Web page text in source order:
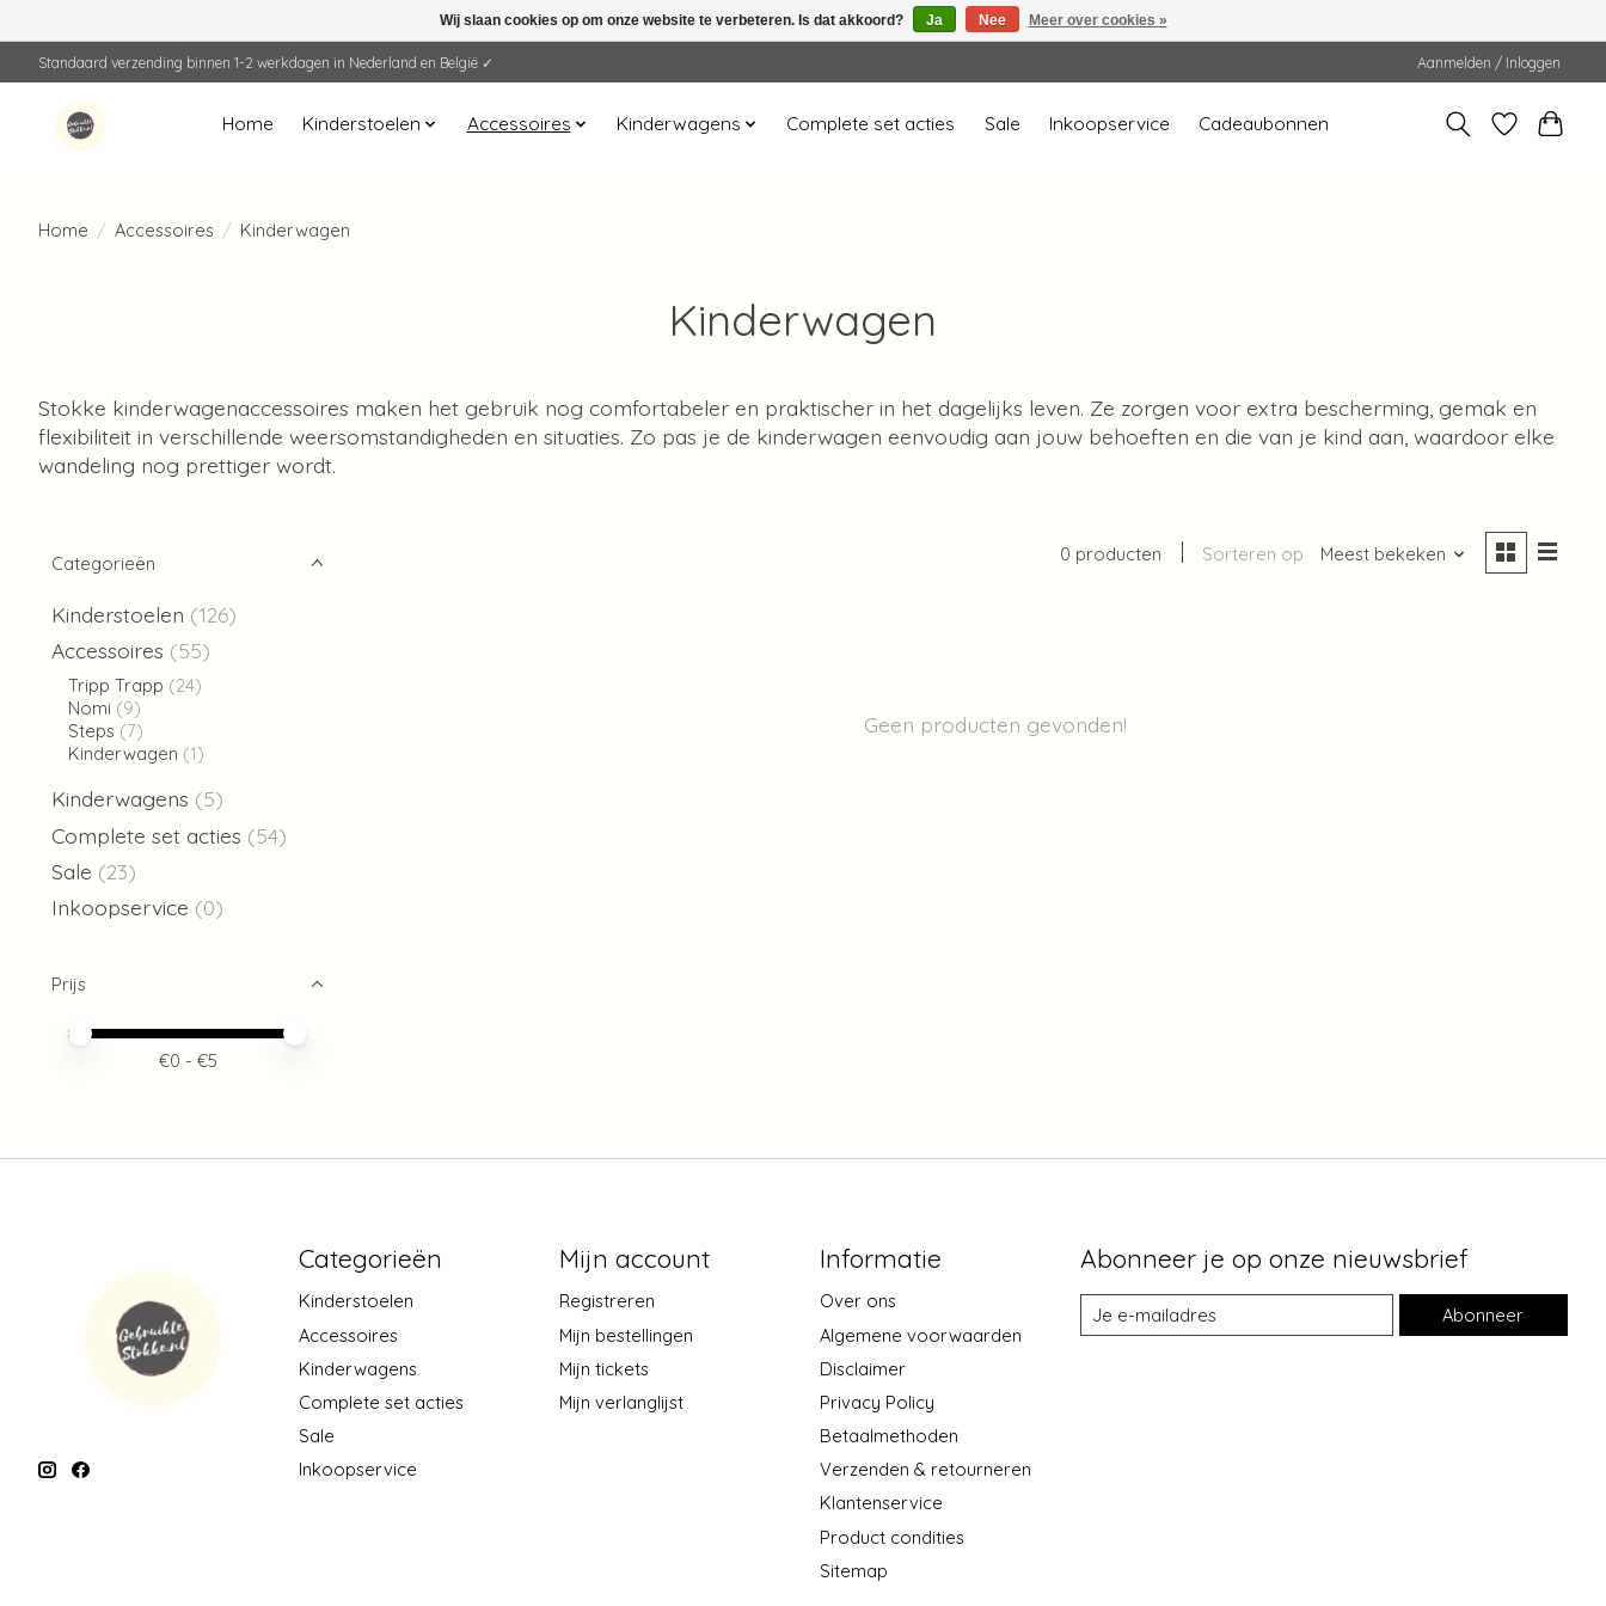
Standaard verzending binnen 1-2 werkdagen in Nederland en België ✓ Aanmelden / Inloggen
Home Kinderstoelen Accessoires Kinderwagens Complete set acties Sale Inkoopservice Cadeaubonnen
Home / Accessoires / Kinderwagen
Kinderwagen
Stokke kinderwagenaccessoires maken het gebruik nog comfortabeler en praktischer in het dagelijks leven. Ze zorgen voor extra bescherming, gemak en
flexibiliteit in verschillende weersomstandigheden en situaties. Zo pas je de kinderwagen eenvoudig aan jouw behoeften en die van je kind aan, waardoor elke
wandeling nog prettiger wordt.
Categorieën
Kinderstoelen (126)
Accessoires (55)
Tripp Trapp (24)
Nomi (9)
Steps (7)
Kinderwagen (1)
Kinderwagens (5)
Complete set acties (54)
Sale (23)
Inkoopservice (0)
Prijs
Minimale prijswaarde
Price maximum value
€0 - €5
0 producten Sorteren op Meest bekeken
Geen producten gevonden!
Categorieën
Kinderstoelen
Accessoires
Kinderwagens
Complete set acties
Sale
Inkoopservice
Mijn account
Registreren
Mijn bestellingen
Mijn tickets
Mijn verlanglijst
Informatie
Over ons
Algemene voorwaarden
Disclaimer
Privacy Policy
Betaalmethoden
Verzenden & retourneren
Klantenservice
Product condities
Sitemap
Abonneer je op onze nieuwsbrief
Abonneer
Wij slaan cookies op om onze website te verbeteren. Is dat akkoord? Ja Nee Meer over cookies »